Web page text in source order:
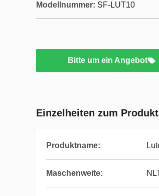
Modellnummer: SF-LUT10
Bitte um ein Angebot
Einzelheiten zum Produkt
Produktname:
Maschenweite: